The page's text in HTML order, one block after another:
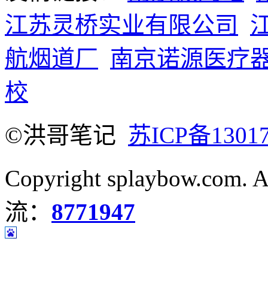
江苏灵桥实业有限公司
航烟道厂 南京诺源医疗
校
©洪哥笔记 苏ICP备
Copyright splaybow.com.
流： 8771947